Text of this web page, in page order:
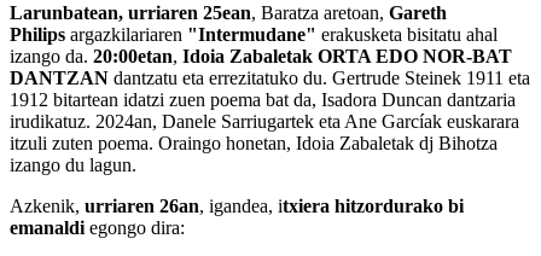
Larunbatean, urriaren 25ean, Baratza aretoan, Gareth
Philips argazkilariaren "Intermudane" erakusketa bisitatu ahal
izango da. 20:00etan, Idoia Zabaletak ORTA EDO NOR-BAT
DANTZAN dantzatu eta errezitatuko du. Gertrude Steinek 1911 eta
1912 bitartean idatzi zuen poema bat da, Isadora Duncan dantzaria
irudikatuz. 2024an, Danele Sarriugartek eta Ane Garcíak euskarara
itzuli zuten poema. Oraingo honetan, Idoia Zabaletak dj Bihotza
izango du lagun.
Azkenik, urriaren 26an, igandea, itxiera hitzordurako bi
emanaldi egongo dira: